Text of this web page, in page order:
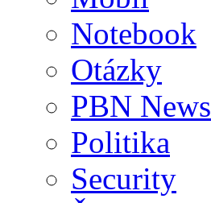
Notebook
Otázky
PBN News
Politika
Security